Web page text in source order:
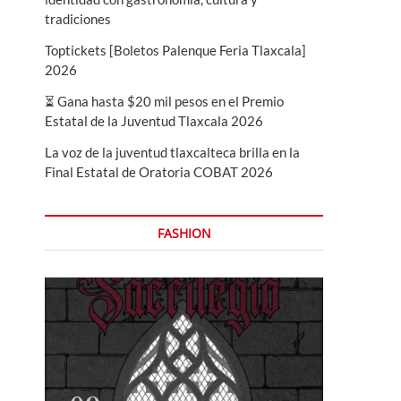
tradiciones
Toptickets [Boletos Palenque Feria Tlaxcala]
2026
⏳ Gana hasta $20 mil pesos en el Premio
Estatal de la Juventud Tlaxcala 2026
La voz de la juventud tlaxcalteca brilla en la
Final Estatal de Oratoria COBAT 2026
FASHION